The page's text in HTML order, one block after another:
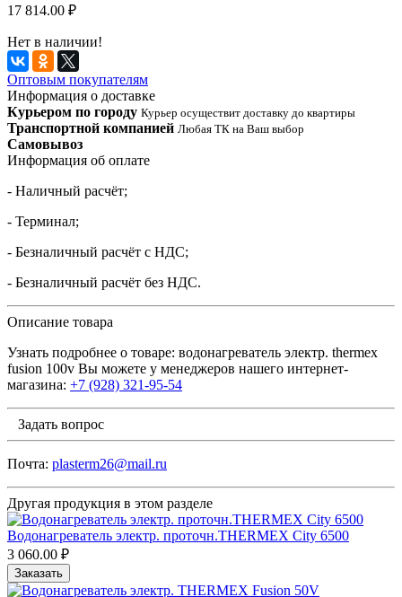
17 814.00 ₽
Нет в наличии!
Оптовым покупателям
Информация о доставке
Курьером по городу Курьер осуществит доставку до квартиры
Транспортной компанией Любая ТК на Ваш выбор
Самовывоз
Информация об оплате
- Наличный расчёт;
- Терминал;
- Безналичный расчёт с НДС;
- Безналичный расчёт без НДС.
Описание товара
Узнать подробнее о товаре: водонагреватель электр. thermex
fusion 100v Вы можете у менеджеров нашего интернет-
магазина: +7 (928) 321-95-54
Задать вопрос
Почта: plasterm26@mail.ru
Другая продукция в этом разделе
Водонагреватель электр. проточн.THERMEX City 6500
3 060.00 ₽
Заказать